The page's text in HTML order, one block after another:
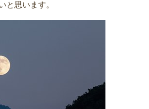
と思います。